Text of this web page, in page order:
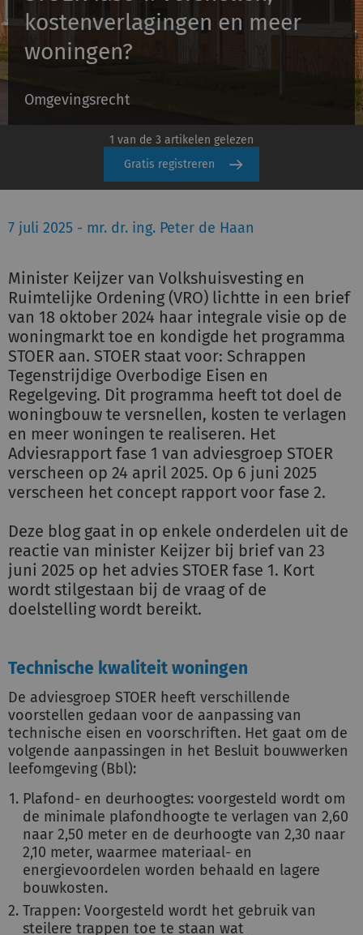
kostenverlagingen en meer
woningen?
Omgevingsrecht
1 van de 3 artikelen gelezen
Gratis registreren
7 juli 2025 - mr. dr. ing. Peter de Haan
Minister Keijzer van Volkshuisvesting en
Ruimtelijke Ordening (VRO) lichtte in een brief
van 18 oktober 2024 haar integrale visie op de
woningmarkt toe en kondigde het programma
STOER aan. STOER staat voor: Schrappen
Tegenstrijdige Overbodige Eisen en
Regelgeving. Dit programma heeft tot doel de
woningbouw te versnellen, kosten te verlagen
en meer woningen te realiseren. Het
Adviesrapport fase 1 van adviesgroep STOER
verscheen op 24 april 2025. Op 6 juni 2025
verscheen het concept rapport voor fase 2.
Deze blog gaat in op enkele onderdelen uit de
reactie van minister Keijzer bij brief van 23
juni 2025 op het advies STOER fase 1. Kort
wordt stilgestaan bij de vraag of de
doelstelling wordt bereikt.
Technische kwaliteit woningen
De adviesgroep STOER heeft verschillende
voorstellen gedaan voor de aanpassing van
technische eisen en voorschriften. Het gaat om de
volgende aanpassingen in het Besluit bouwwerken
leefomgeving (Bbl):
Plafond- en deurhoogtes: voorgesteld wordt om
de minimale plafondhoogte te verlagen van 2,60
naar 2,50 meter en de deurhoogte van 2,30 naar
2,10 meter, waarmee materiaal- en
energievoordelen worden behaald en lagere
bouwkosten.
Trappen: Voorgesteld wordt het gebruik van
steilere trappen toe te staan wat